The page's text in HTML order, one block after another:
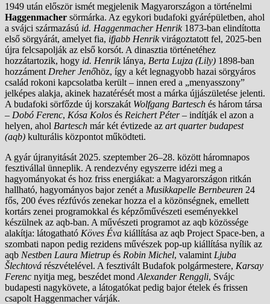
1949 után először ismét megjelenik Magyarországon a történelmi
Haggenmacher sörmárka. Az egykori budafoki gyárépületben, ahol
a svájci származású id. Haggenmacher Henrik1873-ban elindította
első sörgyárát, amelyet fia, ifjabb Henrikvirágoztatott fel, 2025-ben
újra felcsapolják az első korsót. A dinasztia történetéhez
hozzátartozik, hogy id. Henriklánya, Berta Lujza (Lily) 1898-ban
hozzáment Dreher Jenőhöz, így a két legnagyobb hazai sörgyáros
család rokoni kapcsolatba került – innen ered a „menyasszony”
jelképes alakja, akinek hazatérését most a márka újjászületése jelenti.
A budafoki sörfőzde új korszakát Wolfgang Bartesch és három társa
– Dobó Ferenc, Kósa Kolos és Reichert Péter– indítják el azon a
helyen, ahol Bartesch már két évtizede az art quarter budapest
(aqb) kulturális központot működteti.
A gyár újranyitását 2025. szeptember 26–28. között háromnapos
fesztivállal ünneplik. A rendezvény egyszerre idézi meg a
hagyományokat és hoz friss energiákat: a Magyarországon ritkán
hallható, hagyományos bajor zenét a Musikkapelle Bernbeuren 24
fős, 200 éves rézfúvós zenekar hozza el a közönségnek, emellett
kortárs zenei programokkal és képzőművészeti eseményekkel
készülnek az aqb-ban. A művészeti programot az aqb közössége
alakítja: látogatható Köves Éva kiállítása az aqb Project Space-ben, a
szombati napon pedig rezidens művészek pop-up kiállítása nyílik az
aqb Nestben Laura Mietrup és Robin Michel, valamint Ljuba
Šlechtová részvételével. A fesztivált Budafok polgármestere, Karsay
Ferenc nyitja meg, beszédet mond Alexander Renggli, Svájc
budapesti nagykövete, a látogatókat pedig bajor ételek és frissen
csapolt Haggenmacher várják.